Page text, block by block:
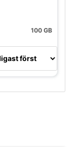
100 GB